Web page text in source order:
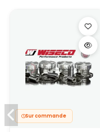
Sur commande